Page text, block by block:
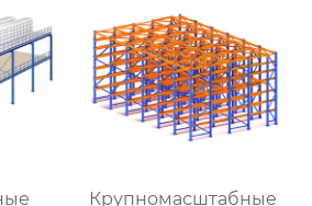
Крупномасштабные